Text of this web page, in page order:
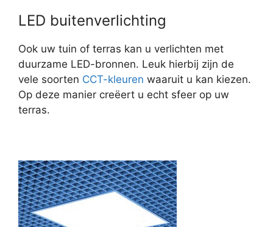
LED buitenverlichting
Ook uw tuin of terras kan u verlichten met
duurzame LED-bronnen. Leuk hierbij zijn de
vele soorten CCT-kleuren waaruit u kan kiezen.
Op deze manier creëert u echt sfeer op uw
terras.